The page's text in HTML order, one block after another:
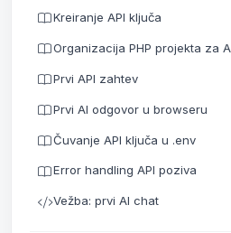
Kreiranje API ključa
Organizacija PHP projekta za
Prvi API zahtev
Prvi AI odgovor u browseru
Čuvanje API ključa u .env
Error handling API poziva
Vežba: prvi AI chat